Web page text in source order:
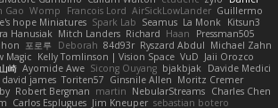
Gao Womp Francois Lord AirSickLowLander Guillermo
hope Miniatures Spark Lab Seamus La Monk Kitsun3
Hanusiak Mitch Landers Richard Haan
Pressman505
포로루 Deborah 84d93r Ryszard Abdul Michael Zahn
Magic Kelly Tomlinson | Vision Space VuD Jaii Orozco
崎 Ayomide Awe Sicong Ouyang bjakbjak Davide Medici
david james Toriten57 Ginsnile Allen Moritz Cremer
Robert Bergman martin NebularStreams Charles Chen
Carlos Esplugues Jim Kneuper sebastian botero